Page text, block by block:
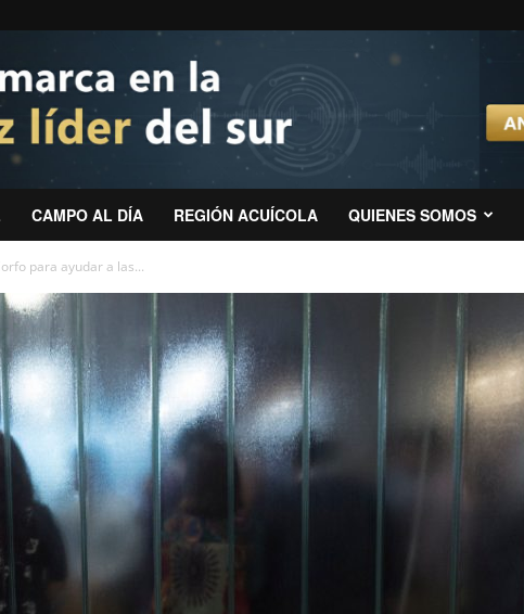
CAMPO AL DÍA REGIÓN ACUÍCOLA QUIENES SOMOS
para ayudar a las...